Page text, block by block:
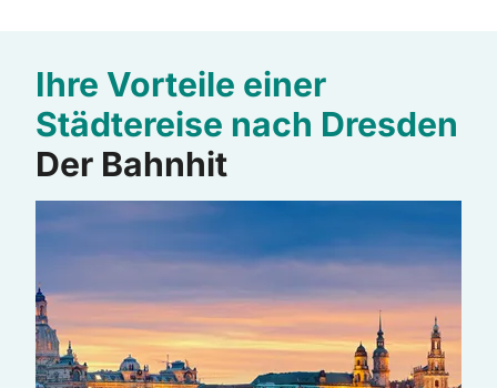
Ihre Vorteile einer
Städtereise nach Dresden
Der Bahnhit